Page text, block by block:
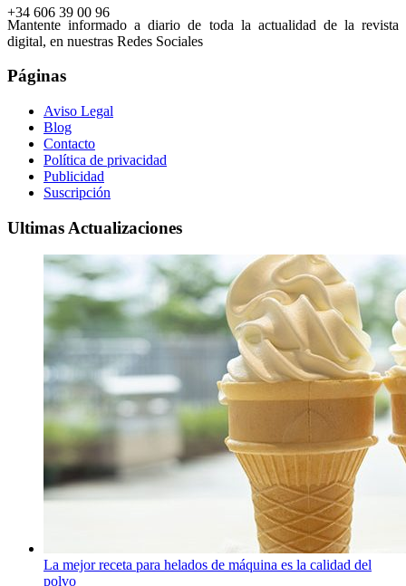
+34 606 39 00 96
Mantente informado a diario de toda la actualidad de la revista
digital, en nuestras Redes Sociales
Páginas
Aviso Legal
Blog
Contacto
Política de privacidad
Publicidad
Suscripción
Ultimas Actualizaciones
La mejor receta para helados de máquina es la calidad del
polvo